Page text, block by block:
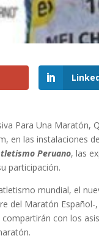
Para Una Maratón,
en las instalaciones
Peruano, las
participación.
mundial, el
del Maratón
con los